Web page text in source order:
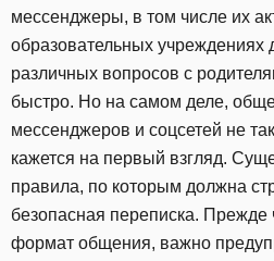
мессенджеры, в том числе их
образовательных учреждениях
различных вопросов с
быстро. Но на самом деле,
мессенджеров и соцсетей не
кажется на первый взгляд.
правила, по которым должна
безопасная переписка. Прежде
формат общения, важно